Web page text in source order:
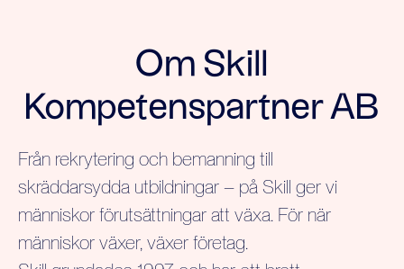
Om Skill
Kompetenspartner AB
Från rekrytering och bemanning till
skräddarsydda utbildningar – på Skill ger vi
människor förutsättningar att växa. För när
människor växer, växer företag.